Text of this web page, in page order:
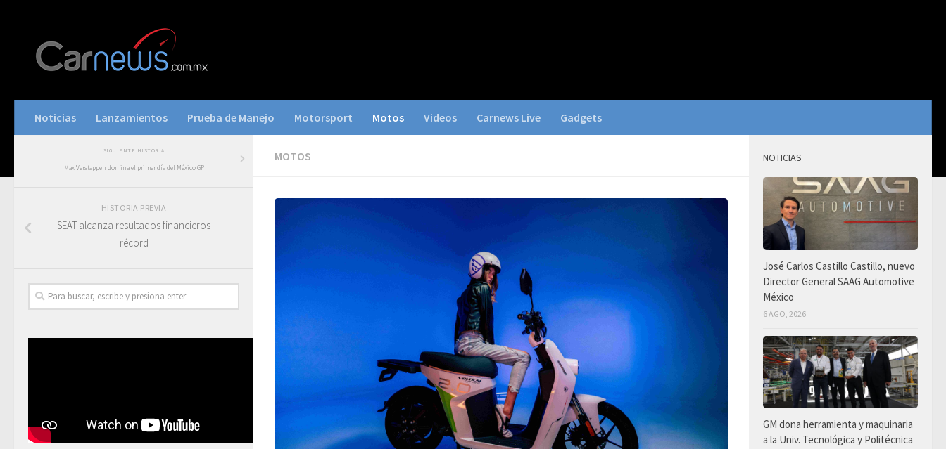
Noticias Lanzamientos Prueba de Manejo Motorsport Motos Videos Carnews Live Gadgets
MOTOS
SIGUIENTE HISTORIA
Max Verstappen domina el primer día del México GP
HISTORIA PREVIA
SEAT alcanza resultados financieros
récord
NOTICIAS
José Carlos Castillo Castillo, nuevo
Director General SAAG Automotive
México
6 AGO, 2026
GM dona herramienta y maquinaria
a la Univ. Tecnológica y Politécnica